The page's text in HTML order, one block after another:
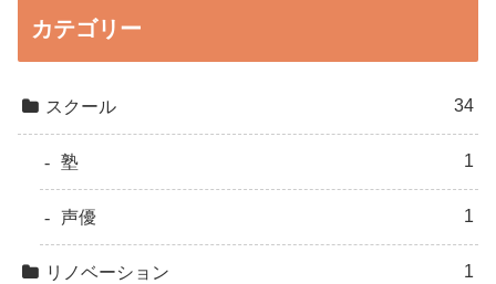
カテゴリー
スクール 34
塾 1
声優 1
リノベーション 1